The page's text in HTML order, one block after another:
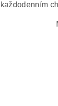
každodenním